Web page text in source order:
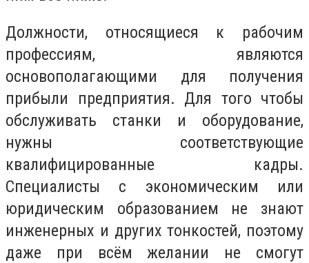
Должности, относящиеся к рабочим
профессиям, являются
основополагающими для получения
прибыли предприятия. Для того чтобы
обслуживать станки и оборудование,
нужны соответствующие
квалифицированные кадры.
Специалисты с экономическим или
юридическим образованием не знают
инженерных и других тонкостей, поэтому
даже при всём желании не смогут